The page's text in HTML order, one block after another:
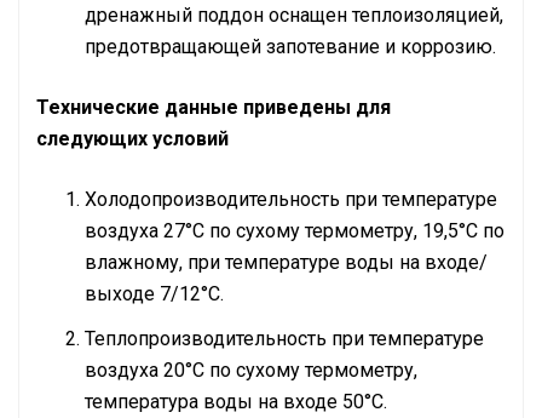
дренажный поддон оснащен теплоизоляцией,
предотвращающей запотевание и коррозию.
Технические данные приведены для
следующих условий
Холодопроизводительность при температуре
воздуха 27°С по сухому термометру, 19,5°С по
влажному, при температуре воды на входе/
выходе 7/12°С.
Теплопроизводительность при температуре
воздуха 20°С по сухому термометру,
температура воды на входе 50°С.